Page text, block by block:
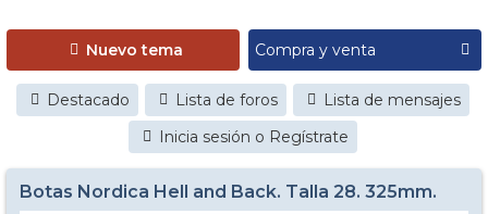
Nuevo tema
Destacado Lista de foros
Lista de mensajes
Inicia sesión o Regístrate
Botas Nordica Hell and Back. Talla 28. 325mm.